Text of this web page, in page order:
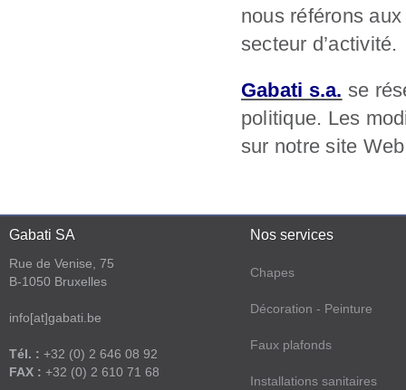
nous référons
secteur d’activité.
Gabati s.a. se
politique. Les
sur notre site
Gabati SA
Rue de Venise, 75
B-1050 Bruxelles
info[at]gabati.be
Tél. : +32 (0) 2 646 08 92
FAX : +32 (0) 2 610 71 68
Nos services
Chapes
Décoration - Peinture
Faux plafonds
Installations sanitaires